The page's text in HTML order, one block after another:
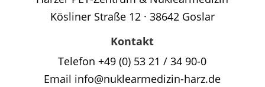
Kösliner Straße 12 · 38642 Goslar
Kontakt
Telefon +49 (0) 53 21 / 34 90-0
Email info@nuklearmedizin-harz.de